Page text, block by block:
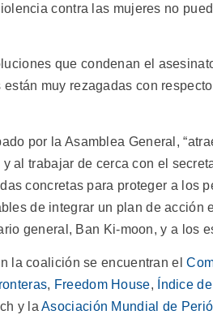
contra las mujeres no
que condenan el
muy rezagadas con
por la Asamblea General,
al trabajar de cerca con el
concretas para proteger a los
de integrar un plan de acción
general, Ban Ki-moon, y a los
la coalición se encuentran el
, Freedom House, Índice
y laAsociación Mundial de